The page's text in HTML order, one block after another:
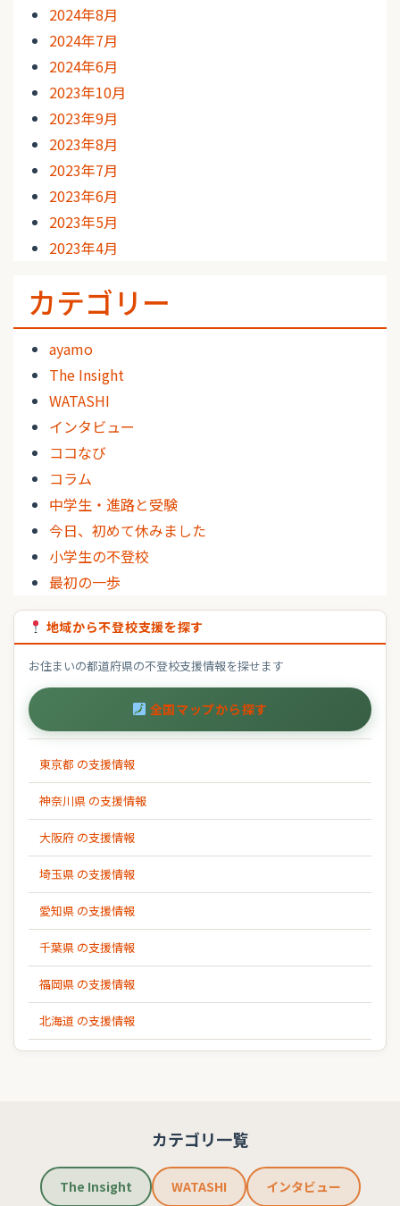
2024年8月
2024年7月
2024年6月
2023年10月
2023年9月
2023年8月
2023年7月
2023年6月
2023年5月
2023年4月
カテゴリー
ayamo
The Insight
WATASHI
インタビュー
ココなび
コラム
中学生・進路と受験
今日、初めて休みました
小学生の不登校
最初の一歩
地域から不登校支援を探す
お住まいの都道府県の不登校支援情報を探せます
全国マップから探す
東京都 の支援情報
神奈川県 の支援情報
大阪府 の支援情報
埼玉県 の支援情報
愛知県 の支援情報
千葉県 の支援情報
福岡県 の支援情報
北海道 の支援情報
カテゴリ一覧
The Insight WATASHI インタビュー